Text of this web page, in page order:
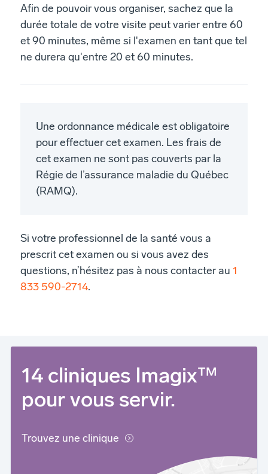
Afin de pouvoir vous organiser, sachez que la
durée totale de votre visite peut varier entre 60
et 90 minutes, même si l'examen en tant que tel
ne durera qu'entre 20 et 60 minutes.
Une ordonnance médicale est obligatoire
pour effectuer cet examen. Les frais de
cet examen ne sont pas couverts par la
Régie de l’assurance maladie du Québec
(RAMQ).
Si votre professionnel de la santé vous a
prescrit cet examen ou si vous avez des
questions, n’hésitez pas à nous contacter au 1
833 590-2714.
14 cliniques Imagix™
pour vous servir.
Trouvez une clinique